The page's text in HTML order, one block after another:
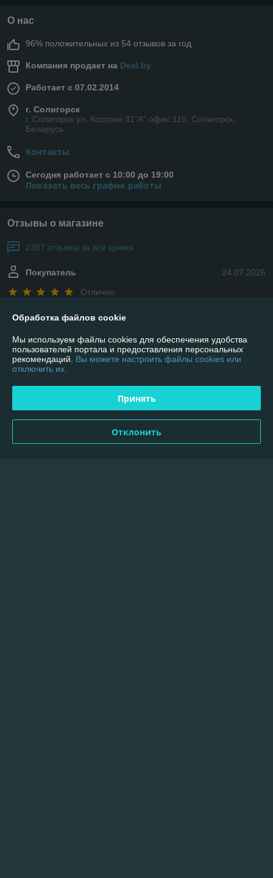
О нас
96% положительных из 54 отзывов за год
Компания продает на Deal.by
Работает с 07.02.2014
г. Солигорск
г. Солигорск ул. Козлова 31"А" офис 110, Солигорск,
Беларусь
Контакты
Сегодня работает с 10:00 до 19:00
Показать весь график работы
Отзывы о магазине
2387 отзывов за всё время
24.07.2026
Покупатель
Отлично
Сделка подтверждена через корзину
19.07.2026
Евгений
Отличный магазин, заказываю не в первый раз. Всё на высшем
уровне!
Показать все отзывы
Обработка файлов cookie
Мы используем файлы cookies для обеспечения удобства
пользователей портала и предоставления персональных
рекомендаций. Вы можете настроить файлы cookies или
отключить их.
Принять
Отклонить